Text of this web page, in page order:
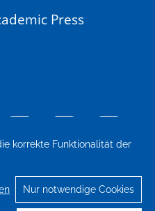
korrekte Funktionalität der
Nur notwendige Cookies
Press
Einstellungen